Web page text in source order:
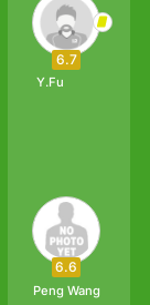
6.7
Y.Fu
6.6
Peng Wang